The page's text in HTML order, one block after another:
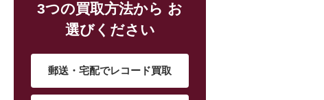
3つの買取方法から お
選びください
郵送・宅配でレコード買取